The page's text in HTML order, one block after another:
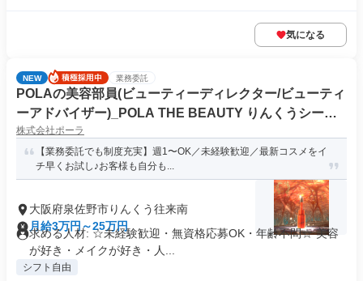
気になる
NEW 業務委託
POLAの美容部員(ビューティーディレクター/ビューティ
ーアドバイザー)_POLA THE BEAUTY りんくうシーク
ル店
株式会社ポーラ
【業務委託でも制度充実】週1〜OK／未経験歓迎／最新コスメをイ
チ早くお試し♪お客様も自分も...
大阪府泉佐野市りんくう往来南
月給3万円～25万円
求める人材: ☆未経験歓迎・無資格応募OK・年齢不問☆ 美容
が好き・メイクが好き・人...
シフト自由